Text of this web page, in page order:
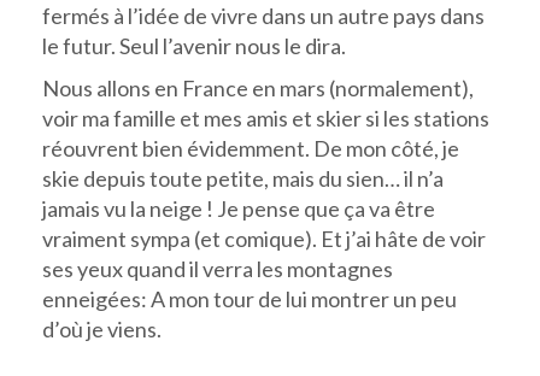
fermés à l’idée de vivre dans un autre pays dans
le futur. Seul l’avenir nous le dira.
Nous allons en France en mars (normalement),
voir ma famille et mes amis et skier si les stations
réouvrent bien évidemment. De mon côté, je
skie depuis toute petite, mais du sien… il n’a
jamais vu la neige ! Je pense que ça va être
vraiment sympa (et comique). Et j’ai hâte de voir
ses yeux quand il verra les montagnes
enneigées: A mon tour de lui montrer un peu
d’où je viens.